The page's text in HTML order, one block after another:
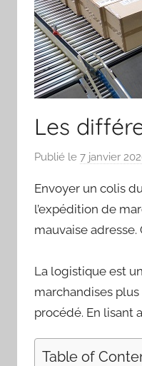
Les
Publié le 7 janvier
Envoyer un colis
l’expédition de
mauvaise adresse.
La logistique est
marchandises
procédé. En lisant
Table of